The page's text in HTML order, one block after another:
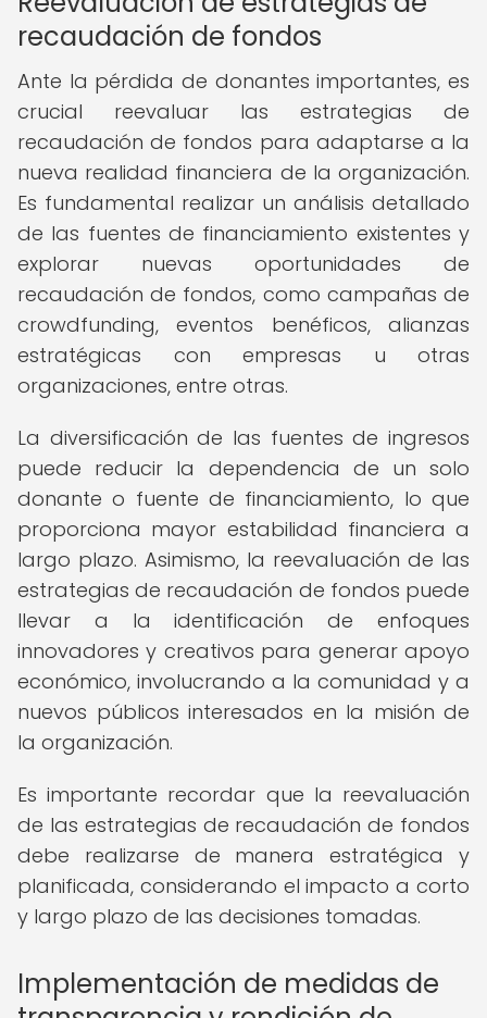
recaudación de fondos
Ante la pérdida de donantes importantes, es
crucial reevaluar las estrategias de
recaudación de fondos para adaptarse a la
nueva realidad financiera de la organización.
Es fundamental realizar un análisis detallado
de las fuentes de financiamiento existentes y
explorar nuevas oportunidades de
recaudación de fondos, como campañas de
crowdfunding, eventos benéficos, alianzas
estratégicas con empresas u otras
organizaciones, entre otras.
La diversificación de las fuentes de ingresos
puede reducir la dependencia de un solo
donante o fuente de financiamiento, lo que
proporciona mayor estabilidad financiera a
largo plazo. Asimismo, la reevaluación de las
estrategias de recaudación de fondos puede
llevar a la identificación de enfoques
innovadores y creativos para generar apoyo
económico, involucrando a la comunidad y a
nuevos públicos interesados en la misión de
la organización.
Es importante recordar que la reevaluación
de las estrategias de recaudación de fondos
debe realizarse de manera estratégica y
planificada, considerando el impacto a corto
y largo plazo de las decisiones tomadas.
Implementación de medidas de